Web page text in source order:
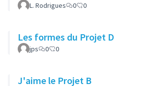
L. Rodrigues 0 0
Les formes du Projet D
jps 0 0
J'aime le Projet B